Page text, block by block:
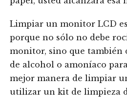
Limpiar un monitor LCD
porque no sólo no debe
monitor, sino que también
de alcohol o amoníaco
mejor manera de limpiar
utilizar un kit de limpieza